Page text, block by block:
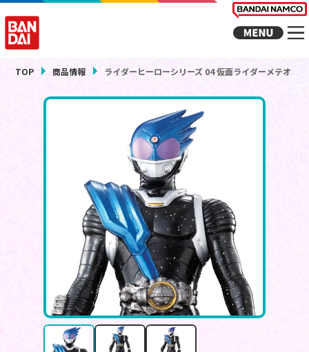
TOP 商品情報 ライダーヒーローシリーズ 04 仮面ライダーメテオ